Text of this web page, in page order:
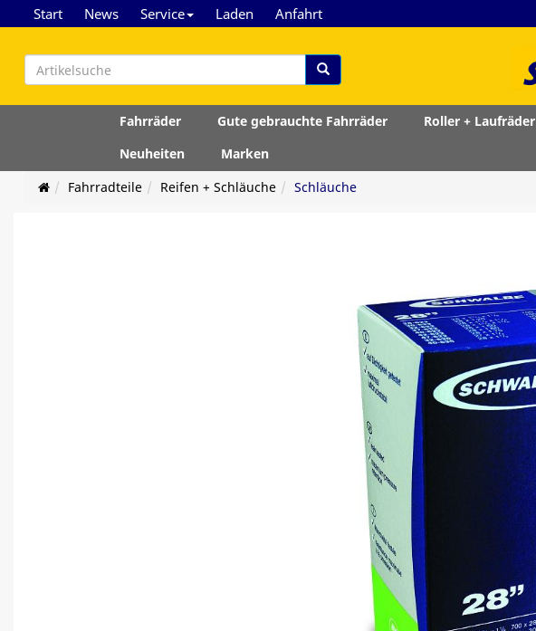
Start News Service Laden Anfahrt
Fahrräder Gute gebrauchte Fahrräder Roller + Laufräder
Neuheiten
Marken
Fahrradteile
Reifen + Schläuche Schläuche